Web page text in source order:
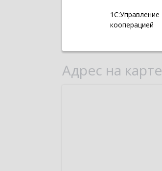
1С:Управление
кооперацией
Адрес на карте